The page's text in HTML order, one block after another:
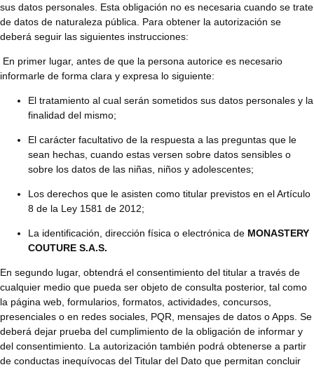
sus datos personales. Esta obligación no es necesaria cuando se trate
de datos de naturaleza pública. Para obtener la autorización se
deberá seguir las siguientes instrucciones:
En primer lugar, antes de que la persona autorice es necesario
informarle de forma clara y expresa lo siguiente:
El tratamiento al cual serán sometidos sus datos personales y la
finalidad del mismo;
El carácter facultativo de la respuesta a las preguntas que le
sean hechas, cuando estas versen sobre datos sensibles o
sobre los datos de las niñas, niños y adolescentes;
Los derechos que le asisten como titular previstos en el Artículo
8 de la Ley 1581 de 2012;
La identificación, dirección física o electrónica de MONASTERY
COUTURE S.A.S.
En segundo lugar, obtendrá el consentimiento del titular a través de
cualquier medio que pueda ser objeto de consulta posterior, tal como
la página web, formularios, formatos, actividades, concursos,
presenciales o en redes sociales, PQR, mensajes de datos o Apps. Se
deberá dejar prueba del cumplimiento de la obligación de informar y
del consentimiento. La autorización también podrá obtenerse a partir
de conductas inequívocas del Titular del Dato que permitan concluir